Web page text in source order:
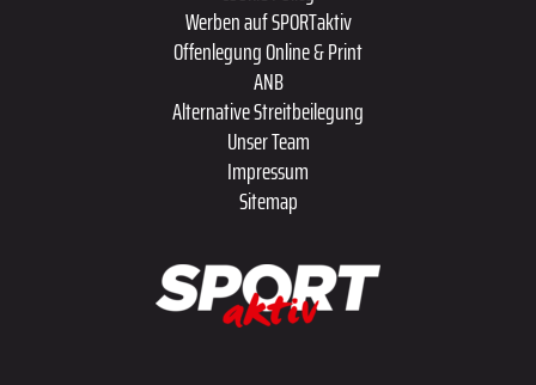
Werben auf SPORTaktiv
Offenlegung Online & Print
ANB
Alternative Streitbeilegung
Unser Team
Impressum
Sitemap